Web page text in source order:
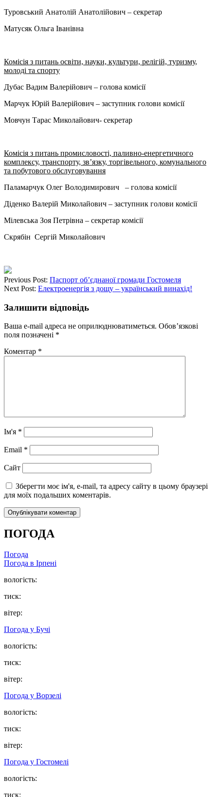
Туровський Анатолій Анатолійович – секретар
Матусяк Ольга Іванівна
Комісія з питань освіти, науки, культури, релігій, туризму,
молоді та спорту
Дубас Вадим Валерійович – голова комісії
Марчук Юрій Валерійович – заступник голови комісії
Мовчун Тарас Миколайович- секретар
Комісія з питань промисловості, паливно-енергетичного
комплексу, транспорту, зв’язку, торгівельного, комунального
та побутового обслуговування
Паламарчук Олег Володимирович – голова комісії
Діденко Валерій Миколайович – заступник голови комісії
Мілевська Зоя Петрівна – секретар комісії
Скрябін Сергій Миколайович
Previous Post: Паспорт об’єднаної громади Гостомеля
Next Post: Електроенергія з дощу – український винахід!
Залишити відповідь
Ваша e-mail адреса не оприлюднюватиметься. Обов’язкові
поля позначені *
Коментар *
Ім'я *
Email *
Сайт
Зберегти моє ім'я, e-mail, та адресу сайту в цьому браузері
для моїх подальших коментарів.
ПОГОДА
Погода
Погода в Ірпені
вологість:
тиск:
вітер:
Погода у Бучі
вологість:
тиск:
вітер:
Погода у Ворзелі
вологість:
тиск:
вітер:
Погода у Гостомелі
вологість:
тиск: